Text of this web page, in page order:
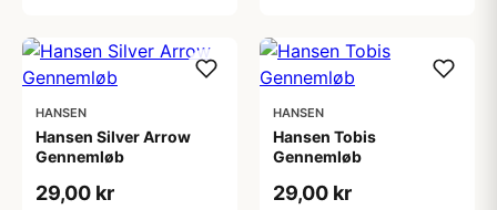
HANSEN
Hansen Silver Arrow
Gennemløb
29,00 kr
HANSEN
Hansen Tobis
Gennemløb
29,00 kr